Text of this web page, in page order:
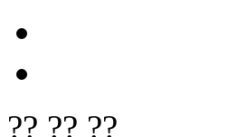
?? ?? ??